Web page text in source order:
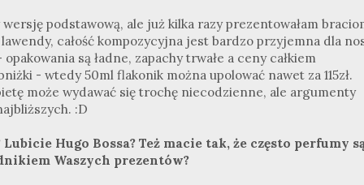
podstawową, ale już kilka razy prezentowałam
całość kompozycyjna jest bardzo przyjemna dla
są ładne, zapachy trwałe a ceny całkiem
- wtedy 50ml flakonik można upolować nawet za 115zł.
może wydawać się trochę niecodzienne, ale argumenty
:D
Hugo Bossa? Też macie tak, że często perfumy
Waszych prezentów?